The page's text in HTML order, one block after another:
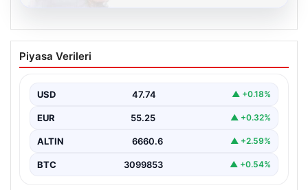
Kelebek sohbet platformu İle Dijital
İletişimin Güvenli Adresi Ve Muhabbet
Sanal çağında insanların kaliteli bir biçimde iletişim
Halen pek…
Piyasa Verileri
USD 47.74 ▲ +0.18%
EUR 55.25 ▲ +0.32%
ALTIN 6660.6 ▲ +2.59%
BTC 3099853 ▲ +0.54%